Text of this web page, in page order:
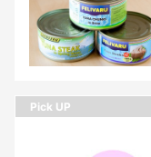
Pick UP